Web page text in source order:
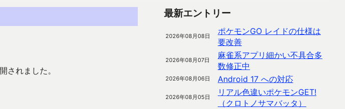
されました。
最新エントリー
2026年08月08日
ポケモンGO レイドの仕様は
要改善
2026年08月07日
麻雀系アプリ細かい不具合多
数修正中
2026年08月06日 Android 17 への対応
2026年08月05日
リアル色違いポケモンGET!
（クロトノサマバッタ）